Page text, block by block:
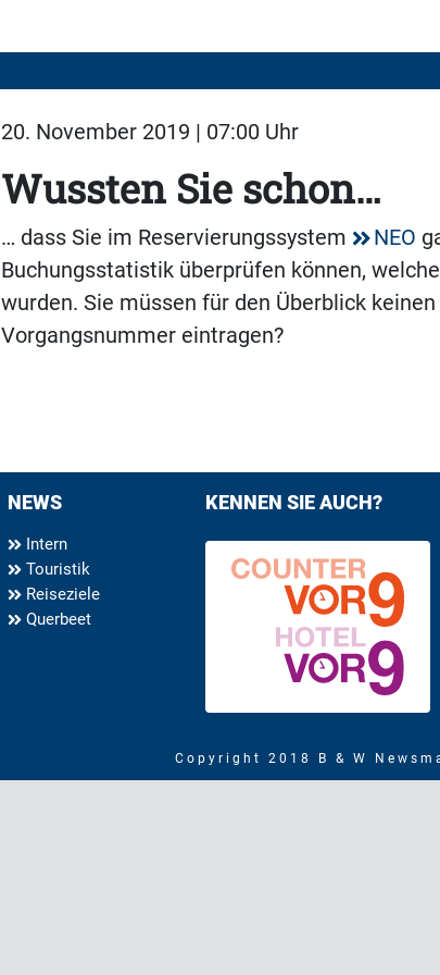
20. November 2019 | 07:00 Uhr
Wussten Sie schon…
… dass Sie im Reservierungssystem NEO
Buchungsstatistik überprüfen können,
wurden. Sie müssen für den Überblick
Vorgangsnummer eintragen?
NEWS
Intern
Touristik
Reiseziele
Querbeet
KENNEN SIE AUCH?
Copyright 2018 B & W